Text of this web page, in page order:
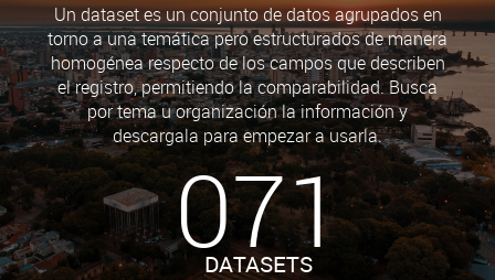
Un dataset es un conjunto de datos agrupados en
torno a una temática pero estructurados de manera
homogénea respecto de los campos que describen
el registro, permitiendo la comparabilidad. Busca
por tema u organización la información y
descargala para empezar a usarla.
071
DATASETS